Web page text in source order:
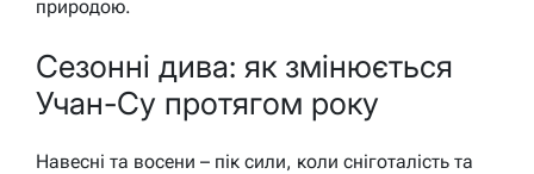
природою.
Сезонні дива: як змінюється
Учан-Су протягом року
Навесні та восени – пік сили, коли сніготалість та